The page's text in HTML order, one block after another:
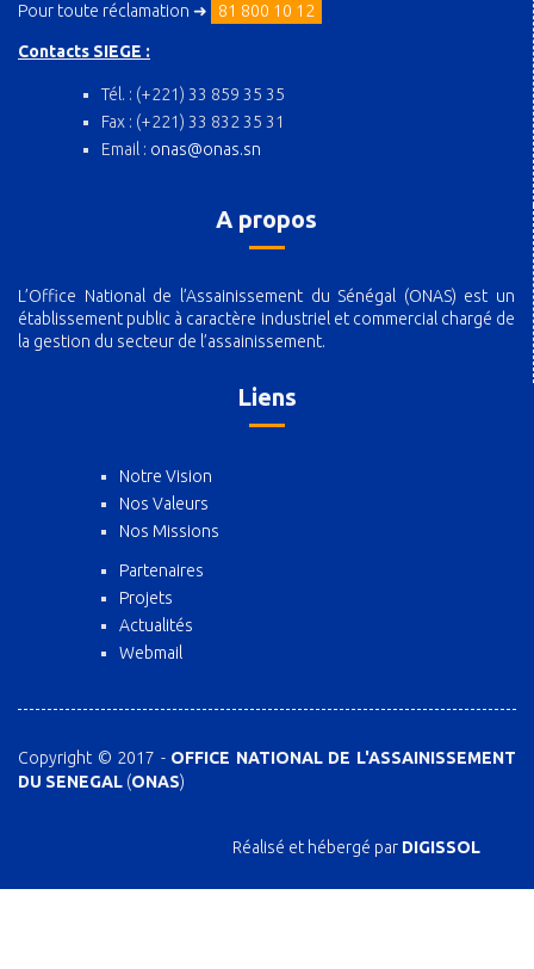
Pour toute réclamation ➜ 81 800 10 12
Contacts SIEGE :
Tél. : (+221) 33 859 35 35
Fax : (+221) 33 832 35 31
Email : onas@onas.sn
A propos
L’Office National de l’Assainissement du Sénégal (ONAS) est un
établissement public à caractère industriel et commercial chargé de
la gestion du secteur de l’assainissement.
Liens
Notre Vision
Nos Valeurs
Nos Missions
Partenaires
Projets
Actualités
Webmail
Copyright © 2017 -OFFICE NATIONAL DE L'ASSAINISSEMENT
DU SENEGAL (ONAS)
Réalisé et hébergé par DIGISSOL